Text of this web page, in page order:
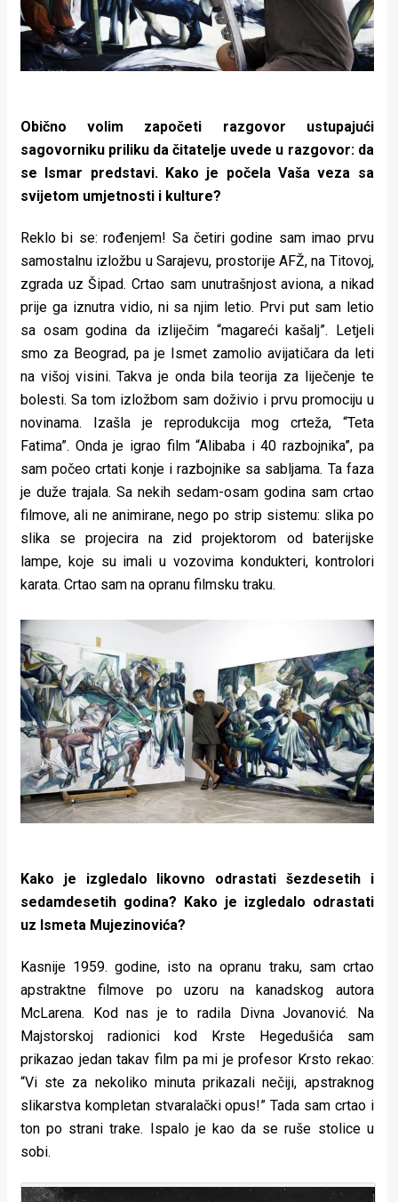
Obično volim započeti razgovor ustupajući
sagovorniku priliku da čitatelje uvede u razgovor: da
se Ismar predstavi. Kako je počela Vaša veza sa
svijetom umjetnosti i kulture?
Reklo bi se: rođenjem! Sa četiri godine sam imao prvu
samostalnu izložbu u Sarajevu, prostorije AFŽ, na Titovoj,
zgrada uz Šipad. Crtao sam unutrašnjost aviona, a nikad
prije ga iznutra vidio, ni sa njim letio. Prvi put sam letio
sa osam godina da izliječim “magareći kašalj”. Letjeli
smo za Beograd, pa je Ismet zamolio avijatičara da leti
na višoj visini. Takva je onda bila teorija za liječenje te
bolesti. Sa tom izložbom sam doživio i prvu promociju u
novinama. Izašla je reprodukcija mog crteža, “Teta
Fatima”. Onda je igrao film “Alibaba i 40 razbojnika”, pa
sam počeo crtati konje i razbojnike sa sabljama. Ta faza
je duže trajala. Sa nekih sedam-osam godina sam crtao
filmove, ali ne animirane, nego po strip sistemu: slika po
slika se projecira na zid projektorom od baterijske
lampe, koje su imali u vozovima kondukteri, kontrolori
karata. Crtao sam na opranu filmsku traku.
Kako je izgledalo likovno odrastati šezdesetih i
sedamdesetih godina? Kako je izgledalo odrastati
uz Ismeta Mujezinovića?
Kasnije 1959. godine, isto na opranu traku, sam crtao
apstraktne filmove po uzoru na kanadskog autora
McLarena. Kod nas je to radila Divna Jovanović. Na
Majstorskoj radionici kod Krste Hegedušića sam
prikazao jedan takav film pa mi je profesor Krsto rekao:
“Vi ste za nekoliko minuta prikazali nečiji, apstraknog
slikarstva kompletan stvaralački opus!” Tada sam crtao i
ton po strani trake. Ispalo je kao da se ruše stolice u
sobi.